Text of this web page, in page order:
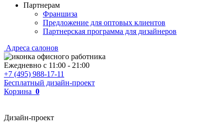
Партнерам
Франшиза
Предложение для оптовых клиентов
Партнерская программа для дизайнеров
Адреса салонов
Ежедневно с 11:00 - 21:00
+7 (495) 988-17-11
Бесплатный дизайн-проект
Корзина 0
Дизайн-проект